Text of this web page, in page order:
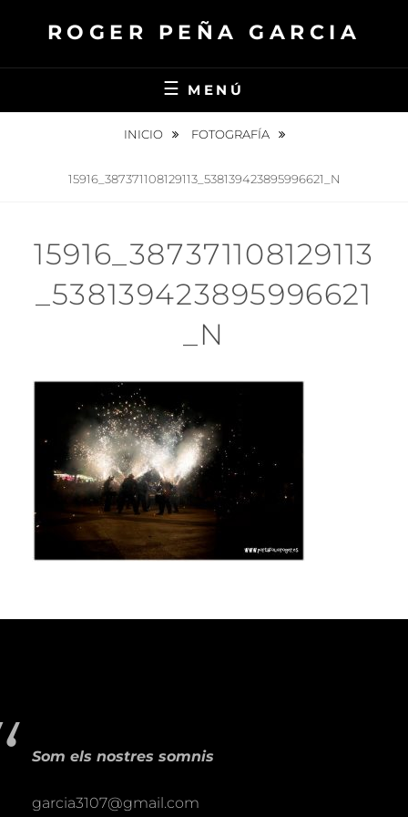
ROGER PEÑA GARCIA
MENÚ
INICIO FOTOGRAFÍA
15916_387371108129113_538139423895996621_N
15916_387371108129113
_538139423895996621
_N
Som els nostres somnis
garcia3107@gmail.com